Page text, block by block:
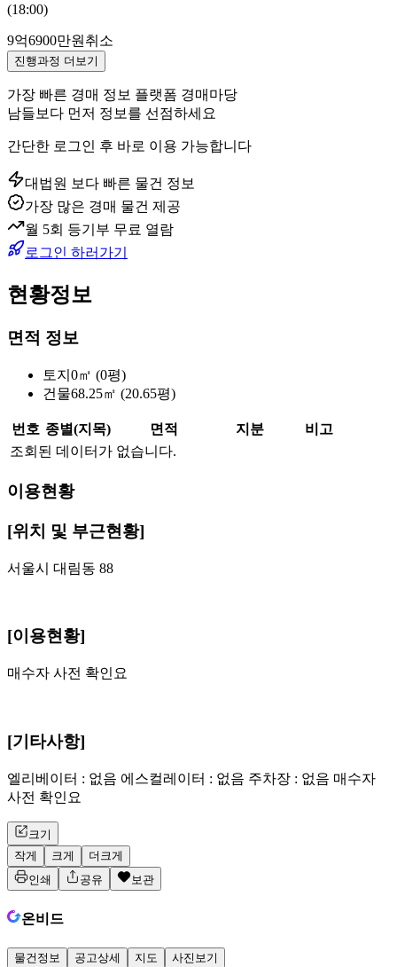
(18:00)
9억6900만원 취소
진행과정 더보기
가장 빠른 경매 정보 플랫폼 경매마당
남들보다 먼저 정보를 선점하세요
간단한 로그인 후 바로 이용 가능합니다
대법원 보다 빠른 물건 정보
가장 많은 경매 물건 제공
월 5회 등기부 무료 열람
로그인 하러가기
현황정보
면적 정보
토지 0㎡ (0평)
건물68.25㎡ (20.65평)
번호 종별(지목) 면적 지분
비고
조회된 데이터가 없습니다.
이용현황
[위치 및 부근현황]
서울시 대림동 88
[이용현황]
매수자 사전 확인요
[기타사항]
엘리베이터 : 없음 에스컬레이터 : 없음 주차장 : 없음 매수자
사전 확인요
크기
작게
크게
더크게
인쇄
공유 보관
온비드
물건정보 공고상세 지도 사진보기